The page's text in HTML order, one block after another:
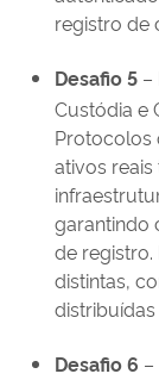
registro de
Desafio 5 –
Custódia e
Protocolos
ativos reais
garantindo
de registro.
distintas,
Desafio 6